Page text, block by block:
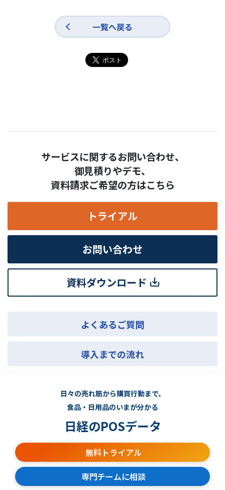
一覧へ戻る
サービスに関するお問い合わせ、
御見積りやデモ、
資料請求ご希望の方はこちら
トライアル
お問い合わせ
資料ダウンロード
よくあるご質問
導入までの流れ
日々の売れ筋から購買行動まで、
食品・日用品のいまが分かる
日経のPOSデータ
無料トライアル
専門チームに相談